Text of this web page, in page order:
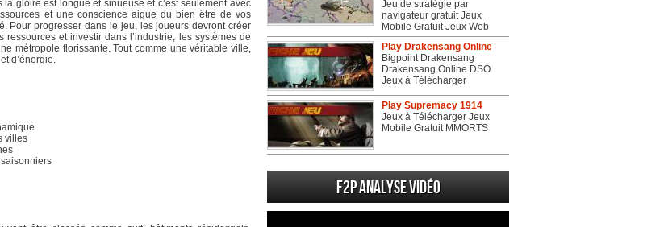
gloire est longue et sinueuse et c’est seulement avec
et une conscience aigue du bien être de vos
Pour progresser dans le jeu, les joueurs devront créer
et investir dans l’industrie, les systèmes de
métropole florissante. Tout comme une véritable ville,
d’énergie.
villes
Jeu de stratégie par
navigateur gratuit Jeux
Mobile Gratuit Jeux Web
Play Drakensang Online
Bigpoint Drakensang
Drakensang Online DSO
Jeux à Télécharger
Play Supremacy 1914
Jeux à Télécharger Jeux
Mobile Gratuit MMORTS
F2P Analyse vidéo